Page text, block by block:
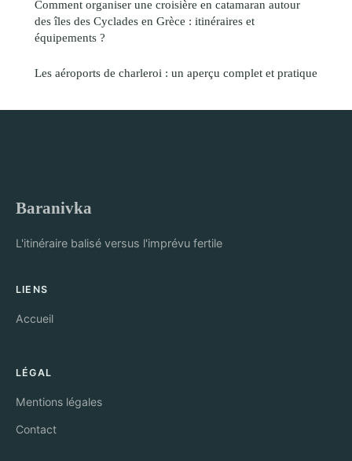
Comment organiser une croisière en catamaran autour
des îles des Cyclades en Grèce : itinéraires et
équipements ?
Les aéroports de charleroi : un aperçu complet et pratique
Baranivka
L'itinéraire balisé versus l'imprévu fertile
LIENS
Accueil
LÉGAL
Mentions légales
Contact